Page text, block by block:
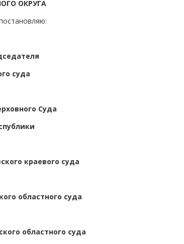
ОКРУГА
суда
Суда
краевого суда
областного суда
областного суда